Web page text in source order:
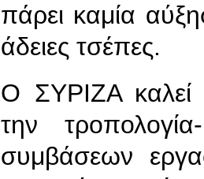
πάρει καμία
άδειες τσέπες.
Ο ΣΥΡΙΖΑ καλεί
την
συμβάσεων